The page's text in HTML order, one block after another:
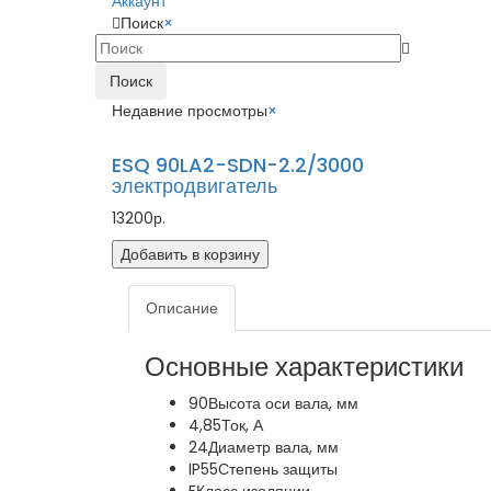
Поиск×
Поиск
Недавние просмотры×
ESQ 90LA2-SDN-2.2/3000
электродвигатель
13200р.
Добавить в корзину
Описание
Основные характеристики
90Высота оси вала, мм
4,85Ток, А
24Диаметр вала, мм
IP55Степень защиты